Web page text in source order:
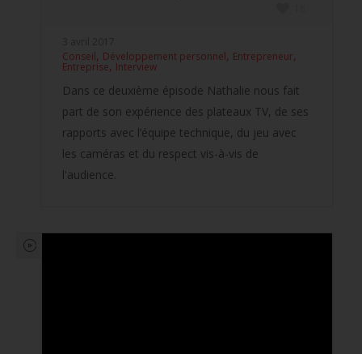
Conseil, Développement personnel, Entrepreneur,
Entreprise, Interview
Dans ce deuxième épisode Nathalie nous fait
part de son expérience des plateaux TV, de ses
rapports avec l’équipe technique, du jeu avec
les caméras et du respect vis-à-vis de
l'audience.